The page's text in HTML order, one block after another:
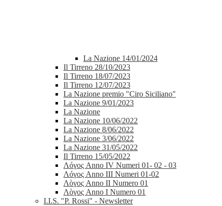
La Nazione 14/01/2024
Il Tirreno 28/10/2023
Il Tirreno 18/07/2023
Il Tirreno 12/07/2023
La Nazione premio "Ciro Siciliano"
La Nazione 9/01/2023
La Nazione
La Nazione 10/06/2022
La Nazione 8/06/2022
La Nazione 3/06/2022
La Nazione 31/05/2022
Il Tirreno 15/05/2022
Λóγος Anno IV Numeri 01- 02 - 03
Λóγος Anno III Numeri 01-02
Λὸγος Anno II Numero 01
Λὸγος Anno I Numero 01
I.I.S. "P. Rossi" - Newsletter